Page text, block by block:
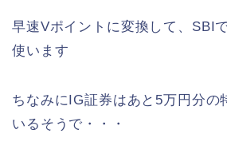
早速Vポイントに変換して、SBI
使います
ちなみにIG証券はあと5万円分の
いるそうで・・・